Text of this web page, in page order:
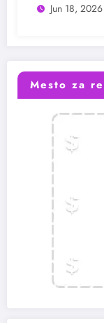
Jun 18, 2026
Mesto za